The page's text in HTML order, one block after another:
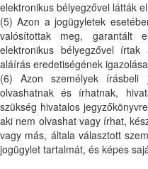
elektronikus bélyegzővel látták
(5) Azon a jogügyletek
valósítottak meg, garantált
elektronikus bélyegzővel
aláírás eredetiségének
(6) Azon személyek írásbeli
olvashatnak és írhatnak,
szükség hivatalos
aki nem olvashat vagy írhat,
vagy más, általa választott
jogügylet tartalmát, és képes